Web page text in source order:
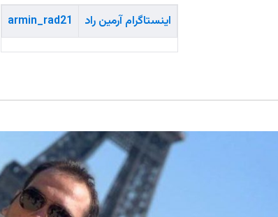
اینستاگرام آرمین راد armin_rad21